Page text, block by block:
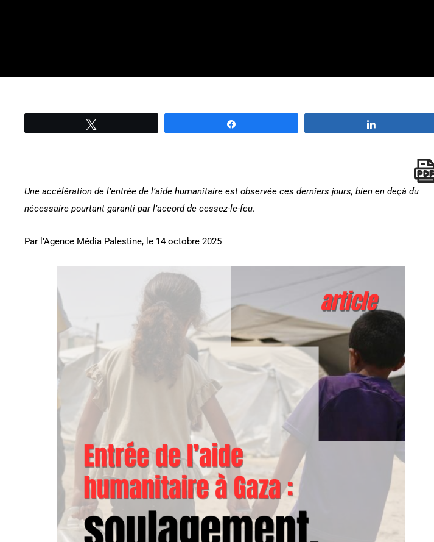
Une accélération de l’entrée de l’aide humanitaire est observée ces derniers jours, bien en deçà du
nécessaire pourtant garanti par l’accord de cessez-le-feu.
Par l’Agence Média Palestine, le 14 octobre 2025